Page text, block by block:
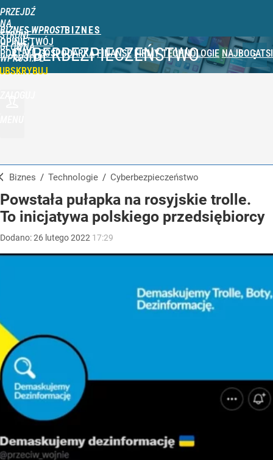
PRZEJDŹ
NA
STRONĘ
GŁÓWNĄ
WPROST.PL
BIZNES WPROST
OPINIE TWÓJ
PORTFEL GOSPODARKA FINANSE FIRMY TECHNOLOGIE NAJBOGATSI
CYBERBEZPIECZEŃSTWO
Biznes / Technologie / Cyberbezpieczeństwo
Powstała pułapka na rosyjskie trolle.
To inicjatywa polskiego przedsiębiorcy
Dodano:26 lutego2022 17:29